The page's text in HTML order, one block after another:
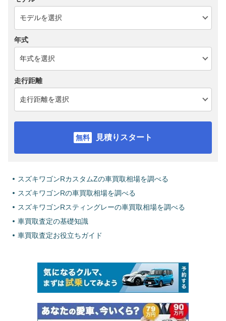
年式
走行距離
見積りスタート
スズキワゴンRカスタムZの車買取相場を調べる
スズキワゴンRの車買取相場を調べる
スズキワゴンRスティングレーの車買取相場を調べる
車買取査定の基礎知識
車買取査定お役立ちガイド